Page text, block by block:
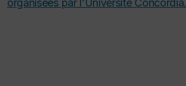
organisées par l’Université Concordia.